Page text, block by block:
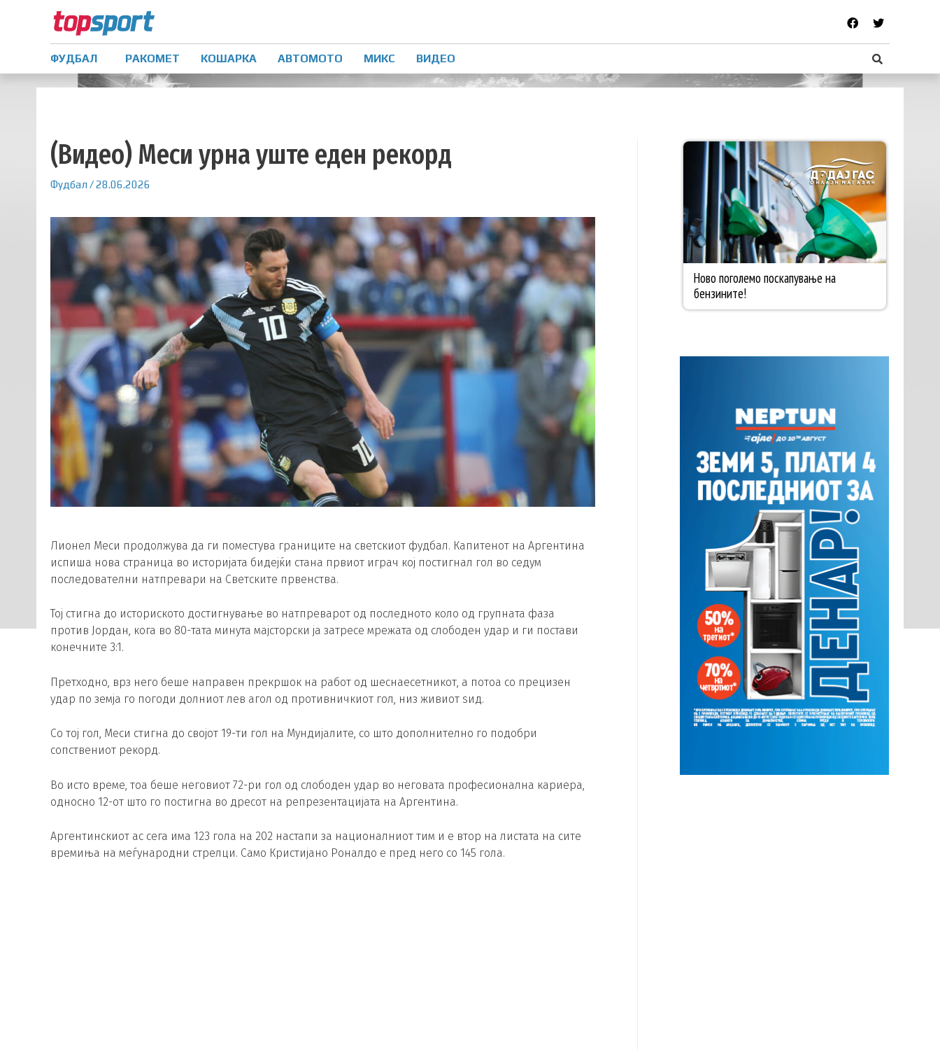
ФУДБАЛ РАКОМЕТ КОШАРКА АВТОМОТО МИКС ВИДЕО
(Видео) Меси урна уште еден рекорд
Фудбал /28.06.2026
Лионел Меси продолжува да ги поместува границите на светскиот фудбал. Капитенот на Аргентина
испиша нова страница во историјата бидејќи стана првиот играч кој постигнал гол во седум
последователни натпревари на Светските првенства.
Тој стигна до историското достигнување во натпреварот од последното коло од групната фаза
против Јордан, кога во 80-тата минута мајсторски ја затресе мрежата од слободен удар и ги постави
конечните 3:1.
Претходно, врз него беше направен прекршок на работ од шеснаесетникот, а потоа со прецизен
удар по земја го погоди долниот лев агол од противничкиот гол, низ живиот ѕид.
Со тој гол, Меси стигна до својот 19-ти гол на Мундијалите, со што дополнително го подобри
сопствениот рекорд.
Во исто време, тоа беше неговиот 72-ри гол од слободен удар во неговата професионална кариера,
односно 12-от што го постигна во дресот на репрезентацијата на Аргентина.
Аргентинскиот ас сега има 123 гола на 202 настапи за националниот тим и е втор на листата на сите
времиња на меѓународни стрелци. Само Кристијано Роналдо е пред него со 145 гола.